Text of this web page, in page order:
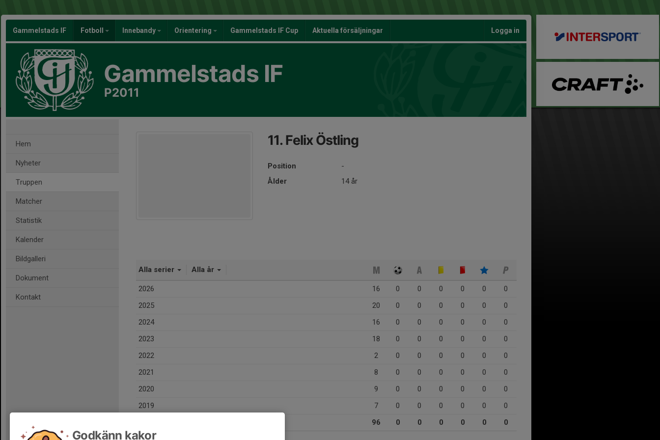
Gammelstads IF Fotboll Innebandy Orientering Gammelstads IF Cup Aktuella försäljningar Logga in
Gammelstads IF
P2011
Hem
Nyheter
Truppen
Matcher
Statistik
Kalender
Bildgalleri
Dokument
Kontakt
11. Felix Östling
Position
-
Ålder
14 år
Alla serier Alla år
2026 16 0 0 0 0 0
0
2025
20 0 0 0 0 0
0
2024
16 0 0 0 0 0
0
2023
18 0 0 0 0 0
0
2022
2 0 0 0 0 0
0
2021
8 0 0 0 0 0
0
2020
9 0 0 0 0 0
0
2019
7 0 0 0 0 0
0
96 0 0 0 0 0 0
Godkänn kakor